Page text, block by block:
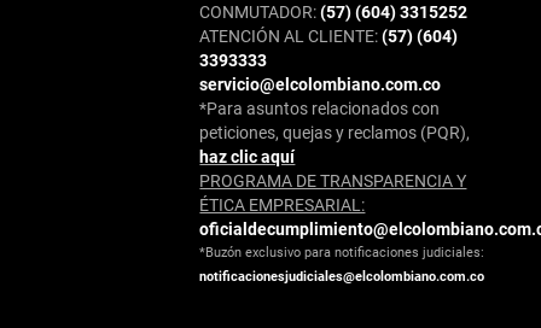
CONMUTADOR:(57) (604) 3315252
ATENCIÓN AL CLIENTE:(57) (604)
3393333
servicio@elcolombiano.com.co
*Para asuntos relacionados con
peticiones, quejas y reclamos (PQR),
haz clic aquí
PROGRAMA DE TRANSPARENCIA Y
ÉTICA EMPRESARIAL:
*Buzón exclusivo para notificaciones judiciales:
notificacionesjudiciales@elcolombiano.com.co